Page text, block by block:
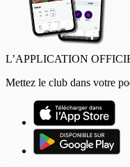
L’APPLICATION
Mettez le club dans votre